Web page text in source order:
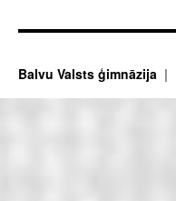
Balvu Valsts ģimnāzija